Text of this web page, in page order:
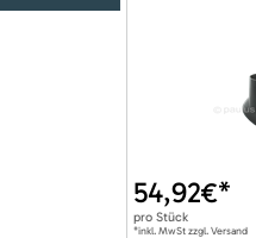
54,92€*
pro Stück
*inkl. MwSt zzgl. Versand